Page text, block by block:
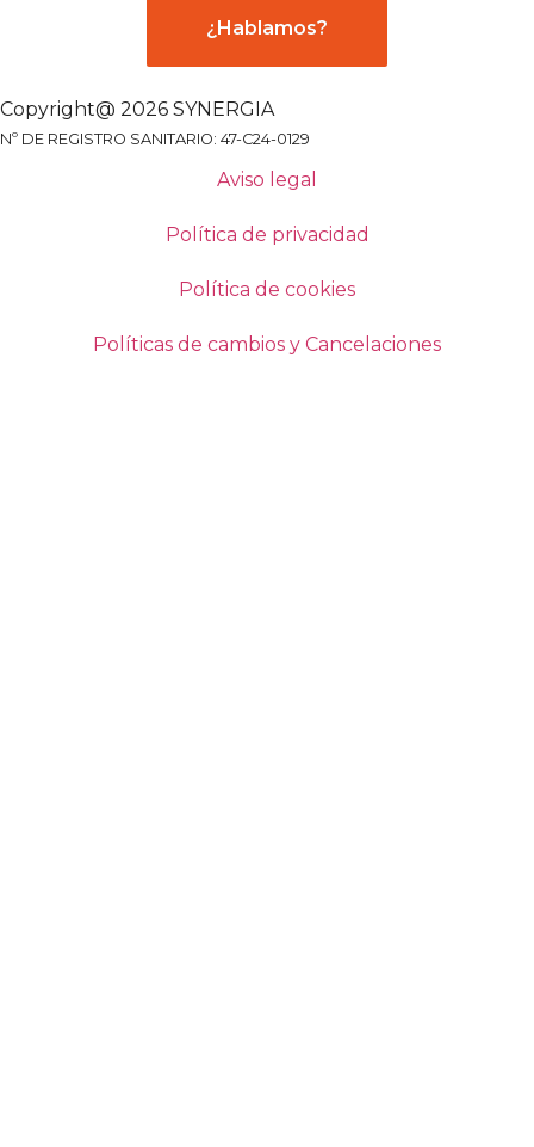
¿Hablamos?
Copyright@ 2026 SYNERGIA
Nº DE REGISTRO SANITARIO: 47-C24-0129
Aviso legal
Política de privacidad
Política de cookies
Políticas de cambios y Cancelaciones